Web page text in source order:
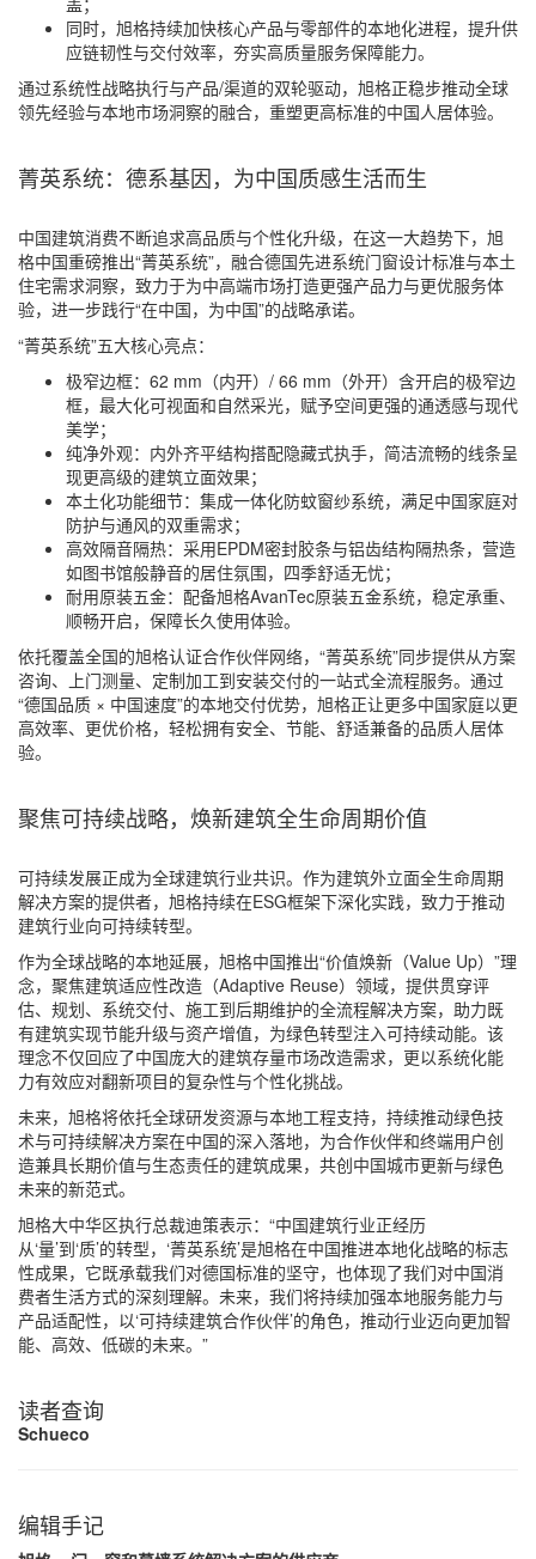
同时，旭格持续加快核心产品与零部件的本地化进程，提升供
应链韧性与交付效率，夯实高质量服务保障能力。
通过系统性战略执行与产品/渠道的双轮驱动，旭格正稳步推动全球
领先经验与本地市场洞察的融合，重塑更高标准的中国人居体验。
菁英系统：德系基因，为中国质感生活而生
中国建筑消费不断追求高品质与个性化升级，在这一大趋势下，旭
格中国重磅推出“菁英系统”，融合德国先进系统门窗设计标准与本土
住宅需求洞察，致力于为中高端市场打造更强产品力与更优服务体
验，进一步践行“在中国，为中国”的战略承诺。
“菁英系统”五大核心亮点：
极窄边框：62 mm（内开）/ 66 mm（外开）含开启的极窄边
框，最大化可视面和自然采光，赋予空间更强的通透感与现代
美学；
纯净外观：内外齐平结构搭配隐藏式执手，简洁流畅的线条呈
现更高级的建筑立面效果；
本土化功能细节：集成一体化防蚊窗纱系统，满足中国家庭对
防护与通风的双重需求；
高效隔音隔热：采用EPDM密封胶条与铝齿结构隔热条，营造
如图书馆般静音的居住氛围，四季舒适无忧；
耐用原装五金：配备旭格AvanTec原装五金系统，稳定承重、
顺畅开启，保障长久使用体验。
依托覆盖全国的旭格认证合作伙伴网络，“菁英系统”同步提供从方案
咨询、上门测量、定制加工到安装交付的一站式全流程服务。通过
“德国品质 × 中国速度”的本地交付优势，旭格正让更多中国家庭以更
高效率、更优价格，轻松拥有安全、节能、舒适兼备的品质人居体
验。
聚焦可持续战略，焕新建筑全生命周期价值
可持续发展正成为全球建筑行业共识。作为建筑外立面全生命周期
解决方案的提供者，旭格持续在ESG框架下深化实践，致力于推动
建筑行业向可持续转型。
作为全球战略的本地延展，旭格中国推出“价值焕新（Value Up）”理
念，聚焦建筑适应性改造（Adaptive Reuse）领域，提供贯穿评
估、规划、系统交付、施工到后期维护的全流程解决方案，助力既
有建筑实现节能升级与资产增值，为绿色转型注入可持续动能。该
理念不仅回应了中国庞大的建筑存量市场改造需求，更以系统化能
力有效应对翻新项目的复杂性与个性化挑战。
未来，旭格将依托全球研发资源与本地工程支持，持续推动绿色技
术与可持续解决方案在中国的深入落地，为合作伙伴和终端用户创
造兼具长期价值与生态责任的建筑成果，共创中国城市更新与绿色
未来的新范式。
旭格大中华区执行总裁迪策表示：“中国建筑行业正经历
从‘量’到‘质’的转型，‘菁英系统’是旭格在中国推进本地化战略的标志
性成果，它既承载我们对德国标准的坚守，也体现了我们对中国消
费者生活方式的深刻理解。未来，我们将持续加强本地服务能力与
产品适配性，以‘可持续建筑合作伙伴’的角色，推动行业迈向更加智
能、高效、低碳的未来。”
读者查询
Schueco
编辑手记